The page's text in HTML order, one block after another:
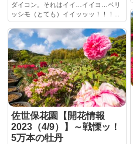
ダイコン。それはイイ…イイヨ…ベリ
ッシモ（とても）イイッッッ！！！...
佐世保花園【開花情報
2023（4/9）】～戦慄ッ！
5万本の牡丹